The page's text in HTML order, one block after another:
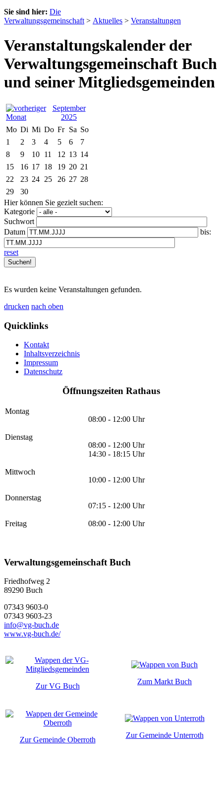
Sie sind hier: Die
Verwaltungsgemeinschaft > Aktuelles > Veranstaltungen
Veranstaltungskalender der
Verwaltungsgemeinschaft Buch
und seiner Mitgliedsgemeinden
September
2025
Mo Di Mi Do Fr Sa So
1
2 3 4 5 6
7
8
9 10 11 12 13 14
15
16 17 18 19 20 21
22
23 24 25 26 27 28
29
30
Hier können Sie gezielt suchen:
Kategorie
Suchwort
Datum
bis:
reset
Es wurden keine Veranstaltungen gefunden.
drucken nach oben
Quicklinks
Kontakt
Inhaltsverzeichnis
Impressum
Datenschutz
Öffnungszeiten Rathaus
Montag
08:00 - 12:00 Uhr
Dienstag
08:00 - 12:00 Uhr
14:30 - 18:15 Uhr
Mittwoch
10:00 - 12:00 Uhr
Donnerstag
07:15 - 12:00 Uhr
Freitag 08:00 - 12:00 Uhr
Verwaltungsgemeinschaft Buch
Friedhofweg 2
89290 Buch
07343 9603-0
07343 9603-23
info@vg-buch.de
www.vg-buch.de/
Zur VG Buch
Zum Markt Buch
Zur Gemeinde Oberroth
Zur Gemeinde Unterroth